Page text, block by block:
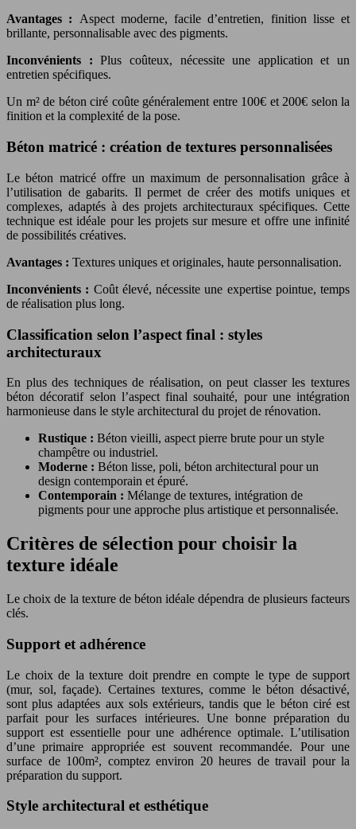
Avantages : Aspect moderne, facile d’entretien, finition lisse et
brillante, personnalisable avec des pigments.
Inconvénients :Plus coûteux, nécessite une application et un
entretien spécifiques.
Un m² de béton ciré coûte généralement entre 100€ et 200€ selon la
finition et la complexité de la pose.
Béton matricé : création de textures personnalisées
Le béton matricé offre un maximum de personnalisation grâce à
l’utilisation de gabarits. Il permet de créer des motifs uniques et
complexes, adaptés à des projets architecturaux spécifiques. Cette
technique est idéale pour les projets sur mesure et offre une infinité
de possibilités créatives.
Avantages : Textures uniques et originales, haute personnalisation.
Inconvénients : Coût élevé, nécessite une expertise pointue, temps
de réalisation plus long.
Classification selon l’aspect final : styles
architecturaux
En plus des techniques de réalisation, on peut classer les textures
béton décoratif selon l’aspect final souhaité, pour une intégration
harmonieuse dans le style architectural du projet de rénovation.
Rustique : Béton vieilli, aspect pierre brute pour un style
champêtre ou industriel.
Moderne : Béton lisse, poli, béton architectural pour un
design contemporain et épuré.
Contemporain : Mélange de textures, intégration de
pigments pour une approche plus artistique et personnalisée.
Critères de sélection pour choisir la
texture idéale
Le choix de la texture de béton idéale dépendra de plusieurs facteurs
clés.
Support et adhérence
Le choix de la texture doit prendre en compte le type de support
(mur, sol, façade). Certaines textures, comme le béton désactivé,
sont plus adaptées aux sols extérieurs, tandis que le béton ciré est
parfait pour les surfaces intérieures. Une bonne préparation du
support est essentielle pour une adhérence optimale. L’utilisation
d’une primaire appropriée est souvent recommandée. Pour une
surface de 100m², comptez environ 20 heures de travail pour la
préparation du support.
Style architectural et esthétique